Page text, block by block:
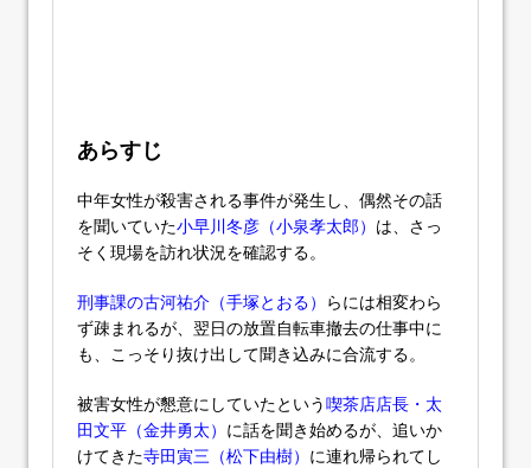
あらすじ
中年女性が殺害される事件が発生し、偶然その話
を聞いていた小早川冬彦（小泉孝太郎） は、さっ
そく現場を訪れ状況を確認する。
刑事課の古河祐介（手塚とおる） らには相変わら
ず疎まれるが、翌日の放置自転車撤去の仕事中に
も、こっそり抜け出して聞き込みに合流する。
被害女性が懇意にしていたという喫茶店店長・太
田文平（金井勇太） に話を聞き始めるが、追いか
けてきた寺田寅三（松下由樹） に連れ帰られてし